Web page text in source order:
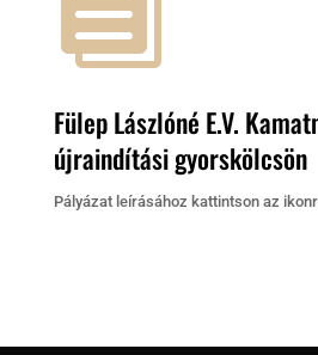
Fülep Lászlóné E.V.
újraindítási gyorskölcsön
Pályázat leírásához kattintson az